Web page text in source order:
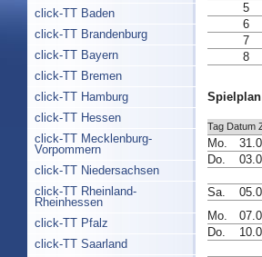
click-TT Baden
click-TT Brandenburg
click-TT Bayern
click-TT Bremen
click-TT Hamburg
click-TT Hessen
click-TT Mecklenburg-
Vorpommern
click-TT Niedersachsen
click-TT Rheinland-
Rheinhessen
click-TT Pfalz
click-TT Saarland
5
6
7
8
Tag Datum
Mo.
Do.
Sa.
Mo.
Do.